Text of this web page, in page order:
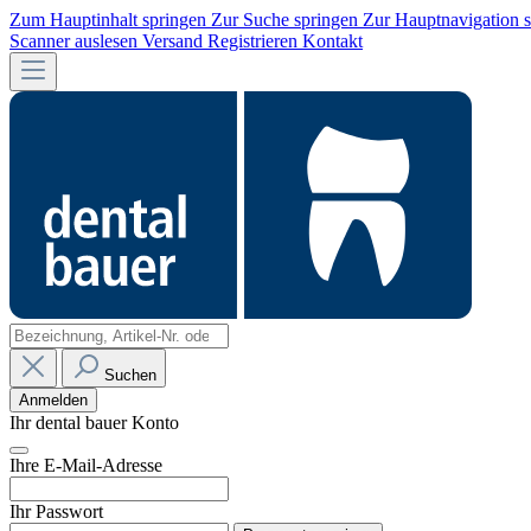
Zum Hauptinhalt springen Zur Suche springen Zur Hauptnavigation
Scanner auslesen Versand Registrieren Kontakt
Suchen
Anmelden
Ihr dental bauer Konto
Ihre E-Mail-Adresse
Ihr Passwort